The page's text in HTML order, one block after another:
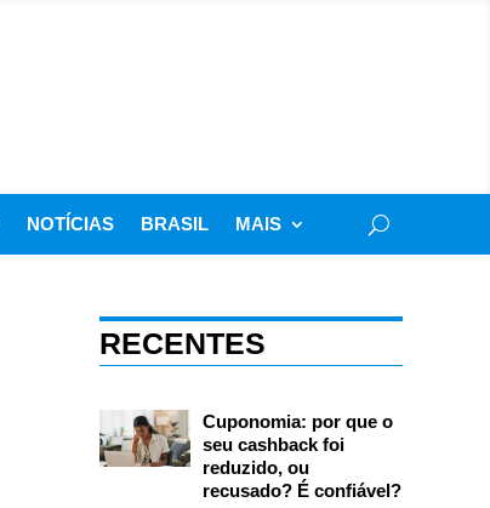
NOTÍCIAS BRASIL MAIS
RECENTES
Cuponomia: por que o
seu cashback foi
reduzido, ou
recusado? É confiável?